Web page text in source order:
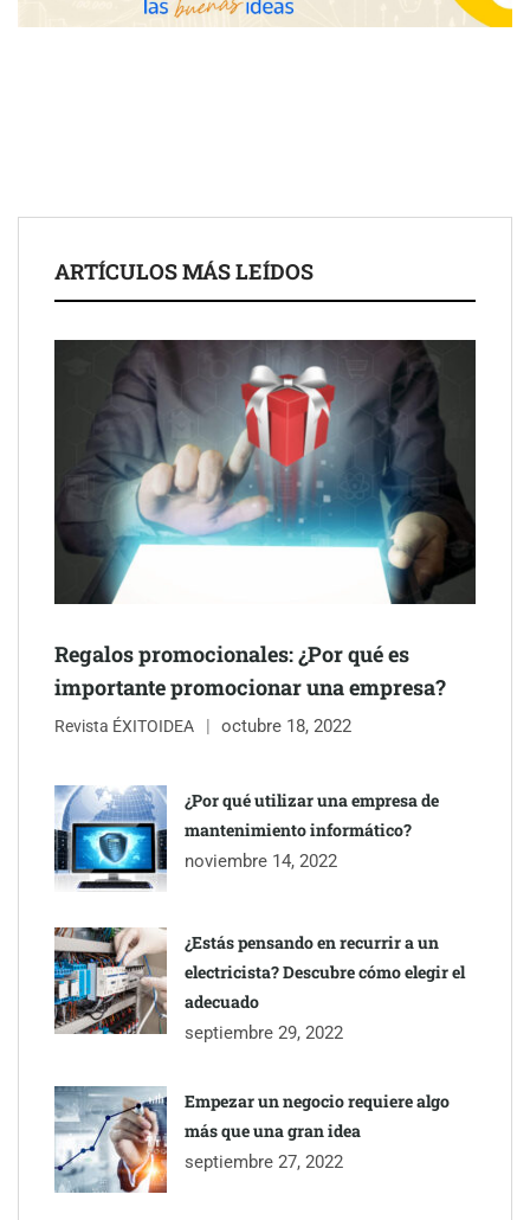
Schaeffler mejora su rentabilidad en el primer semestre de 2026
ARTÍCULOS MÁS LEÍDOS
Regalos promocionales: ¿Por qué es
importante promocionar una empresa?
Revista ÉXITOIDEA octubre 18, 2022
¿Por qué utilizar una empresa de
mantenimiento informático?
noviembre 14, 2022
¿Estás pensando en recurrir a un
electricista? Descubre cómo elegir el
adecuado
septiembre 29, 2022
Empezar un negocio requiere algo
más que una gran idea
septiembre 27, 2022